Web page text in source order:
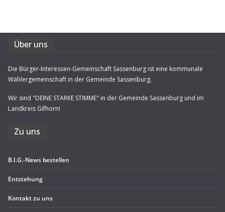
Über uns
Die Bürger-Interessen-Gemeinschaft Sassenburg ist eine kommunale
Wählergemeinschaft in der Gemeinde Sassenburg.
Wir sind "DEINE STARKE STIMME" in der Gemeinde Sassenburg und im
Landkreis Gifhorn!
Zu uns
B.I.G.-News bestel­len
Ent­ste­hung
Kon­takt zu uns